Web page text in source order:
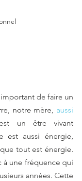
de faire un
notre mère, aussi
un être vivant
est aussi énergie,
tout est énergie.
à une fréquence qui
années. Cette